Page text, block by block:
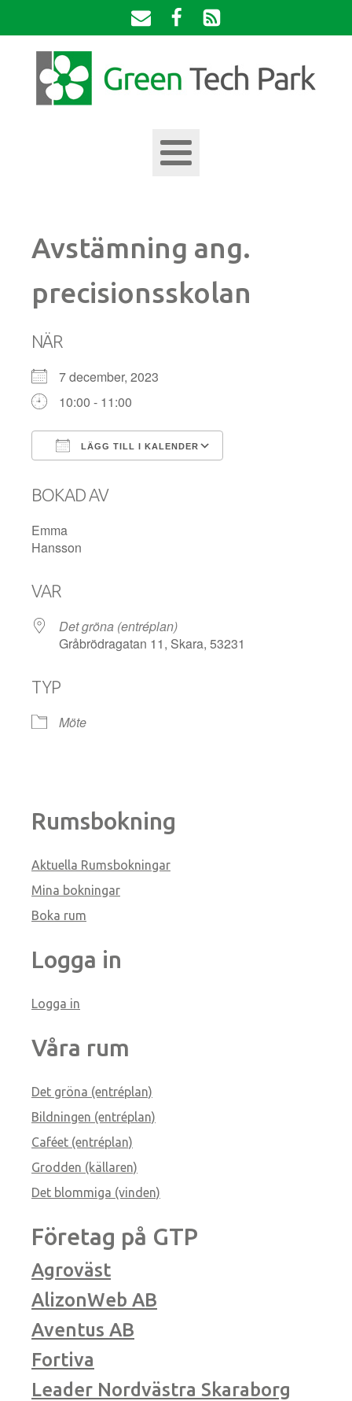
Avstämning ang.
precisionsskolan
NÄR
7 december, 2023
10:00 - 11:00
LÄGG TILL I KALENDER
BOKAD AV
Emma
Hansson
VAR
Det gröna (entréplan)
Gråbrödragatan 11, Skara, 53231
TYP
Möte
Rumsbokning
Aktuella Rumsbokningar
Mina bokningar
Boka rum
Logga in
Logga in
Våra rum
Det gröna (entréplan)
Bildningen (entréplan)
Caféet (entréplan)
Grodden (källaren)
Det blommiga (vinden)
Företag på GTP
Agroväst
AlizonWeb AB
Aventus AB
Fortiva
Leader Nordvästra Skaraborg